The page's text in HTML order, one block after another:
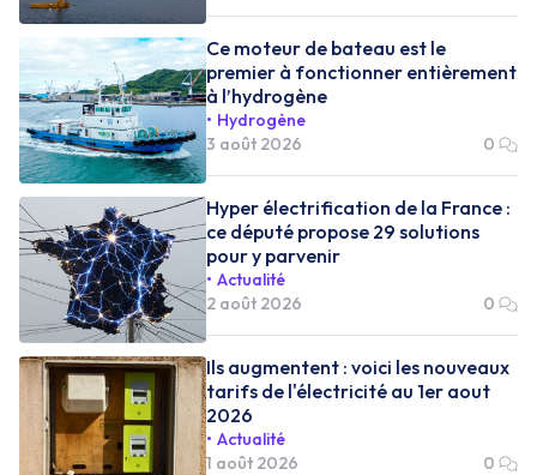
Ce moteur de bateau est le
premier à fonctionner entièrement
à l’hydrogène
Hydrogène
3 août 2026
0
Hyper électrification de la France :
ce député propose 29 solutions
pour y parvenir
Actualité
2 août 2026
0
Ils augmentent : voici les nouveaux
tarifs de l'électricité au 1er aout
2026
Actualité
1 août 2026
0